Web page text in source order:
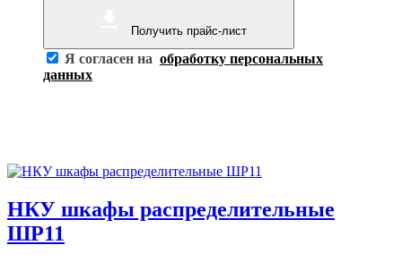
Получить прайс-лист
Я согласен на обработку персональных
данных
НКУ шкафы распределительные
ШР11